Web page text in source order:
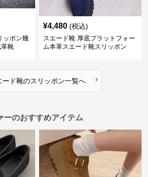
ッポン幾
靴
¥4,480 (税込)
スエード靴 厚底プラットフォー
ム本革スエード靴スリッポン
ード靴のスリッポン一覧へ ›
ーのおすすめアイテム